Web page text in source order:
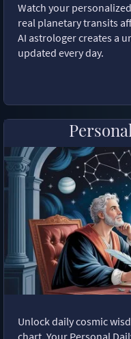
Watch your
real planetary transits
AI astrologer creates a
updated every day.
Unlock daily cosmic